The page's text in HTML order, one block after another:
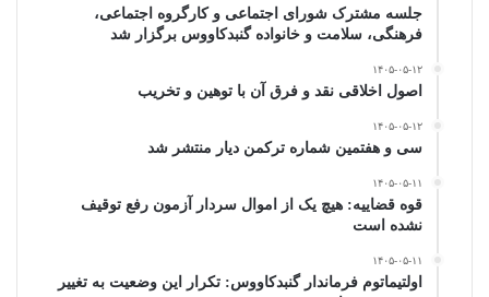
جلسه مشترک شورای اجتماعی و کارگروه اجتماعی،
فرهنگی، سلامت و خانواده گنبدکاووس برگزار شد
۱۴۰۵-۰۵-۱۲
اصول اخلاقی نقد و فرق آن با توهین و تخریب
۱۴۰۵-۰۵-۱۲
سی و هفتمین شماره ترکمن دیار منتشر شد
۱۴۰۵-۰۵-۱۱
قوه قضاییه: هیچ یک از اموال سردار آزمون رفع توقیف
نشده است
۱۴۰۵-۰۵-۱۱
اولتیماتوم فرماندار گنبدکاووس: تکرار این وضعیت به تغییر